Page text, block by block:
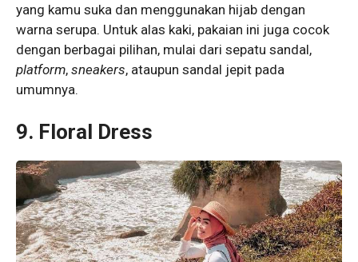
yang kamu suka dan menggunakan hijab dengan
warna serupa. Untuk alas kaki, pakaian ini juga cocok
dengan berbagai pilihan, mulai dari sepatu sandal,
platform, sneakers, ataupun sandal jepit pada
umumnya.
9. Floral Dress